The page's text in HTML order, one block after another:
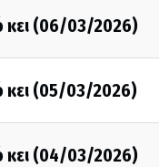
κει (06/03/2026)
κει (05/03/2026)
κει (04/03/2026)